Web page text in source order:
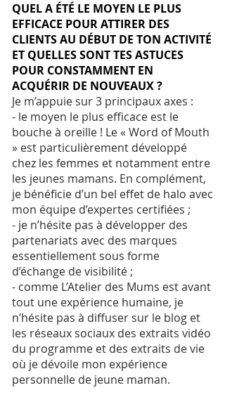
QUEL A ÉTÉ LE MOYEN LE PLUS
EFFICACE POUR ATTIRER DES
CLIENTS AU DÉBUT DE TON ACTIVITÉ
ET QUELLES SONT TES ASTUCES
POUR CONSTAMMENT EN
ACQUÉRIR DE NOUVEAUX ?
Je m’appuie sur 3 principaux axes :
- le moyen le plus efficace est le
bouche à oreille ! Le « Word of Mouth
» est particulièrement développé
chez les femmes et notamment entre
les jeunes mamans. En complément,
je bénéficie d’un bel effet de halo avec
mon équipe d’expertes certifiées ;
- je n’hésite pas à développer des
partenariats avec des marques
essentiellement sous forme
d’échange de visibilité ;
- comme L’Atelier des Mums est avant
tout une expérience humaine, je
n’hésite pas à diffuser sur le blog et
les réseaux sociaux des extraits vidéo
du programme et des extraits de vie
où je dévoile mon expérience
personnelle de jeune maman.